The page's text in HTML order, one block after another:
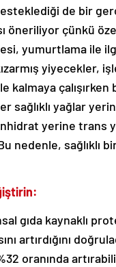
de bir
öneriliyor çünkü
yumurtlama ile
yiyecekler,
kalmaya
sağlıklı yağlar
yerine
nedenle, sağlıklı
gıda kaynaklı
artırdığını
oranında